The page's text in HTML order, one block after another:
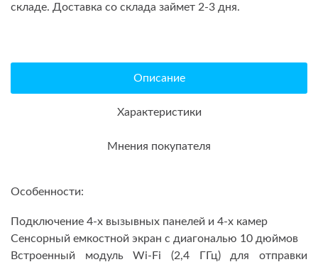
складе. Доставка со склада займет 2-3 дня.
Описание
Характеристики
Мнения покупателя
Особенности:
Подключение 4-х вызывных панелей и 4-х камер
Сенсорный емкостной экран с диагональю 10 дюймов
Встроенный модуль Wi-Fi (2,4 ГГц) для отправки